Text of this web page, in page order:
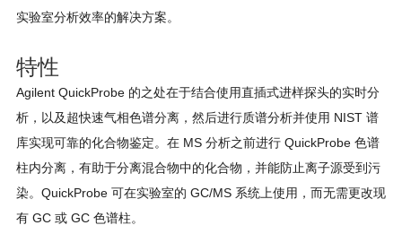
实验室分析效率的解决方案。
特性
Agilent QuickProbe 的之处在于结合使用直插式进样探头的实时分
析，以及超快速气相色谱分离，然后进行质谱分析并使用 NIST 谱
库实现可靠的化合物鉴定。在 MS 分析之前进行 QuickProbe 色谱
柱内分离，有助于分离混合物中的化合物，并能防止离子源受到污
染。QuickProbe 可在实验室的 GC/MS 系统上使用，而无需更改现
有 GC 或 GC 色谱柱。